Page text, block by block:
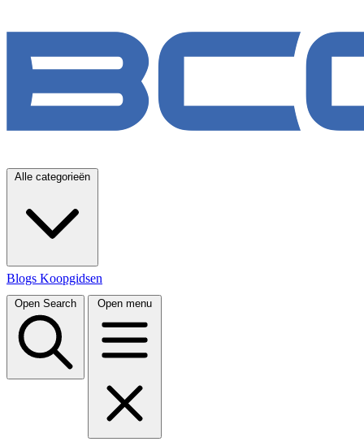
Alle categorieën
Blogs Koopgidsen
Open Search Open menu